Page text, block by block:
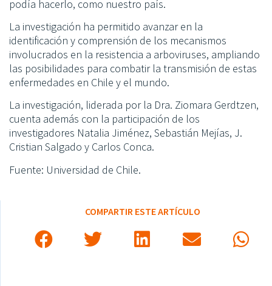
podía hacerlo, como nuestro país.
La investigación ha permitido avanzar en la
identificación y comprensión de los mecanismos
involucrados en la resistencia a arboviruses, ampliando
las posibilidades para combatir la transmisión de estas
enfermedades en Chile y el mundo.
La investigación, liderada por la Dra. Ziomara Gerdtzen,
cuenta además con la participación de los
investigadores Natalia Jiménez, Sebastián Mejías, J.
Cristian Salgado y Carlos Conca.
Fuente: Universidad de Chile.
COMPARTIR ESTE ARTÍCULO